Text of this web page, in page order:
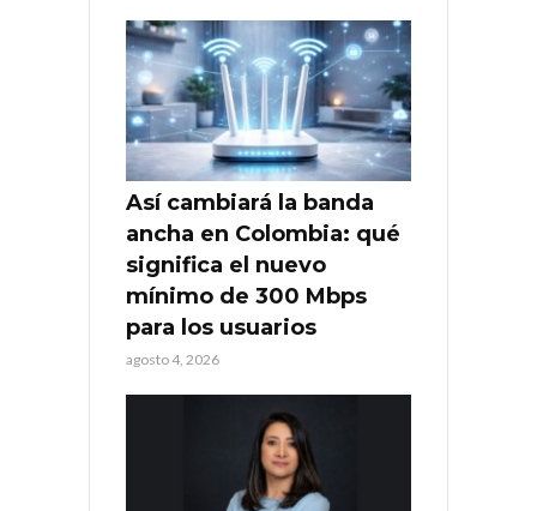
Así cambiará la banda
ancha en Colombia: qué
significa el nuevo
mínimo de 300 Mbps
para los usuarios
agosto 4, 2026